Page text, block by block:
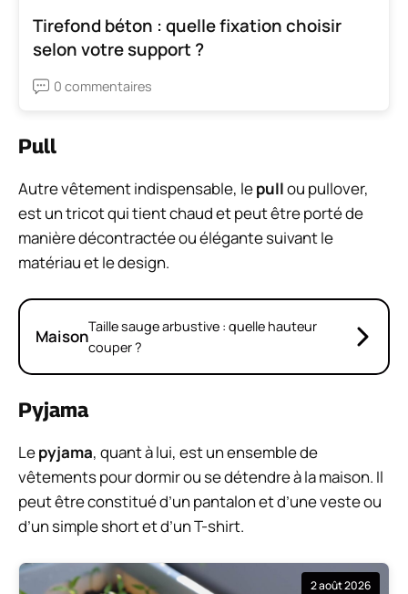
Tirefond béton : quelle fixation choisir
selon votre support ?
0 commentaires
Pull
Autre vêtement indispensable, lepullou pullover,
est un tricot qui tient chaud et peut être porté de
manière décontractée ou élégante suivant le
matériau et le design.
MaisonTaille sauge arbustive : quelle hauteur
couper ?
Pyjama
Lepyjama, quant à lui, est un ensemble de
vêtements pour dormir ou se détendre à la maison. Il
peut être constitué d’un pantalon et d’une veste ou
d’un simple short et d’un T-shirt.
2 août 2026